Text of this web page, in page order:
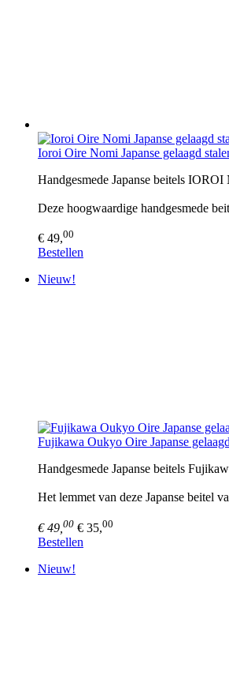
Ioroi Oire Nomi Japanse gelaagd
Handgesmede Japanse beitels
Deze hoogwaardige handgesmede
€ 49,00
Bestellen
Nieuw!
Fujikawa Oukyo Oire Japanse
Handgesmede Japanse beitels
Het lemmet van deze Japanse beitel
€ 49, 00 € 35,00
Bestellen
Nieuw!